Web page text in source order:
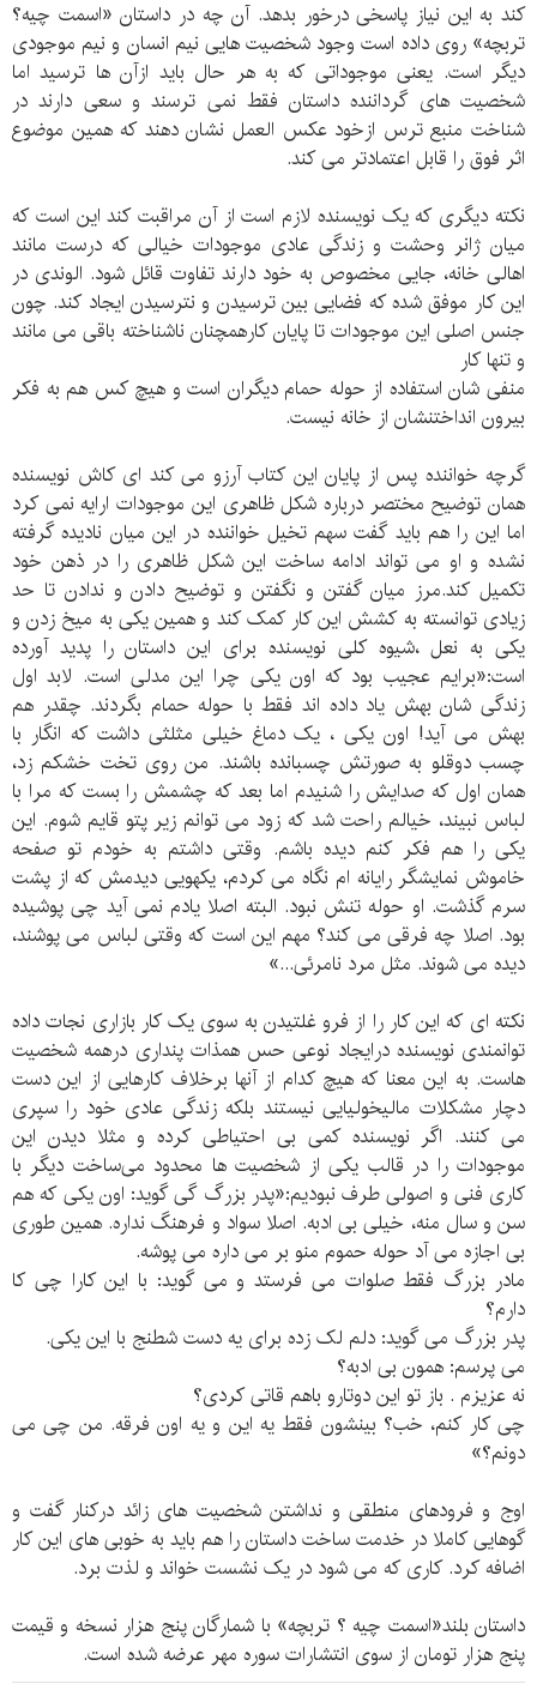
کند به این نیاز پاسخی درخور بدهد. آن چه در داستان «اسمت چیه؟
تربچه» روی داده است وجود شخصیت هایی نیم انسان و نیم موجودی
دیگر است. یعنی موجوداتی که به هر حال باید ازآن ها ترسید اما
شخصیت های گرداننده داستان فقط نمی ترسند و سعی دارند در
شناخت منبع ترس ازخود عکس العمل نشان دهند که همین موضوع
اثر فوق را قابل اعتمادتر می کند.
نکته دیگری که یک نویسنده لازم است از آن مراقبت کند این است که
میان ژانر وحشت و زندگی عادی موجودات خیالی که درست مانند
اهالی خانه، جایی مخصوص به خود دارند تفاوت قائل شود. الوندی در
این کار موفق شده که فضایی بین ترسیدن و نترسیدن ایجاد کند. چون
جنس اصلی این موجودات تا پایان کارهمچنان ناشناخته باقی می مانند
و تنها کار
منفی شان استفاده از حوله حمام دیگران است و هیچ کس هم به فکر
بیرون انداختنشان از خانه نیست.
گرچه خواننده پس از پایان این کتاب آرزو می کند ای کاش نویسنده
همان توضیح مختصر درباره شکل ظاهری این موجودات ارایه نمی کرد
اما این را هم باید گفت سهم تخیل خواننده در این میان نادیده گرفته
نشده و او می تواند ادامه ساخت این شکل ظاهری را در ذهن خود
تکمیل کند.مرز میان گفتن و نگفتن و توضیح دادن و ندادن تا حد
زیادی توانسته به کشش این کار کمک کند و همین یکی به میخ زدن و
یکی به نعل ،شیوه کلی نویسنده برای این داستان را پدید آورده
است:«برایم عجیب بود که اون یکی چرا این مدلی است. لابد اول
زندگی شان بهش یاد داده اند فقط با حوله حمام بگردند. چقدر هم
بهش می آید! اون یکی ، یک دماغ خیلی مثلثی داشت که انگار با
چسب دوقلو به صورتش چسبانده باشند. من روی تخت خشکم زد،
همان اول که صدایش را شنیدم اما بعد که چشمش را بست که مرا با
لباس نبیند، خیالم راحت شد که زود می توانم زیر پتو قایم شوم. این
یکی را هم فکر کنم دیده باشم. وقتی داشتم به خودم تو صفحه
خاموش نمایشگر رایانه ام نگاه می کردم، یکهویی دیدمش که از پشت
سرم گذشت. او حوله تنش نبود. البته اصلا یادم نمی آید چی پوشیده
بود. اصلا چه فرقی می کند؟ مهم این است که وقتی لباس می پوشند،
دیده می شوند. مثل مرد نامرئی...»
نکته ای که این کار را از فرو غلتیدن به سوی یک کار بازاری نجات داده
توانمندی نویسنده درایجاد نوعی حس همذات پنداری درهمه شخصیت
هاست. به این معنا که هیچ کدام از آنها برخلاف کارهایی از این دست
دچار مشکلات مالیخولیایی نیستند بلکه زندگی عادی خود را سپری
می کنند. اگر نویسنده کمی بی احتیاطی کرده و مثلا دیدن این
موجودات را در قالب یکی از شخصیت ها محدود می‌ساخت دیگر با
کاری فنی و اصولی طرف نبودیم:«پدر بزرگ گی گوید: اون یکی که هم
سن و سال منه، خیلی بی ادبه. اصلا سواد و فرهنگ نداره. همین طوری
بی اجازه می آد حوله حموم منو بر می داره می پوشه.
مادر بزرگ فقط صلوات می فرستد و می گوید: با این کارا چی کا
دارم؟
پدر بزرگ می گوید: دلم لک زده برای یه دست شطنج با این یکی.
می پرسم: همون بی ادبه؟
نه عزیزم . باز تو این دوتارو باهم قاتی کردی؟
چی کار کنم، خب؟ بینشون فقط یه این و یه اون فرقه. من چی می
دونم؟»
اوج و فرودهای منطقی و نداشتن شخصیت های زائد درکنار گفت و
گوهایی کاملا در خدمت ساخت داستان را هم باید به خوبی های این کار
اضافه کرد. کاری که می شود در یک نشست خواند و لذت برد.
داستان بلند«اسمت چیه ؟ تربچه» با شمارگان پنج هزار نسخه و قیمت
پنج هزار تومان از سوی انتشارات سوره مهر عرضه شده است.